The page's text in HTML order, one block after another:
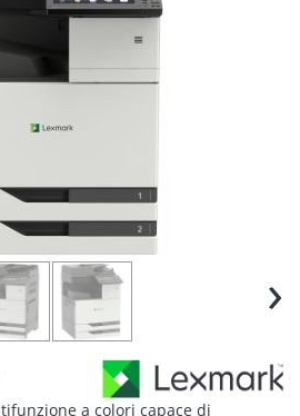
›
a colori capace di